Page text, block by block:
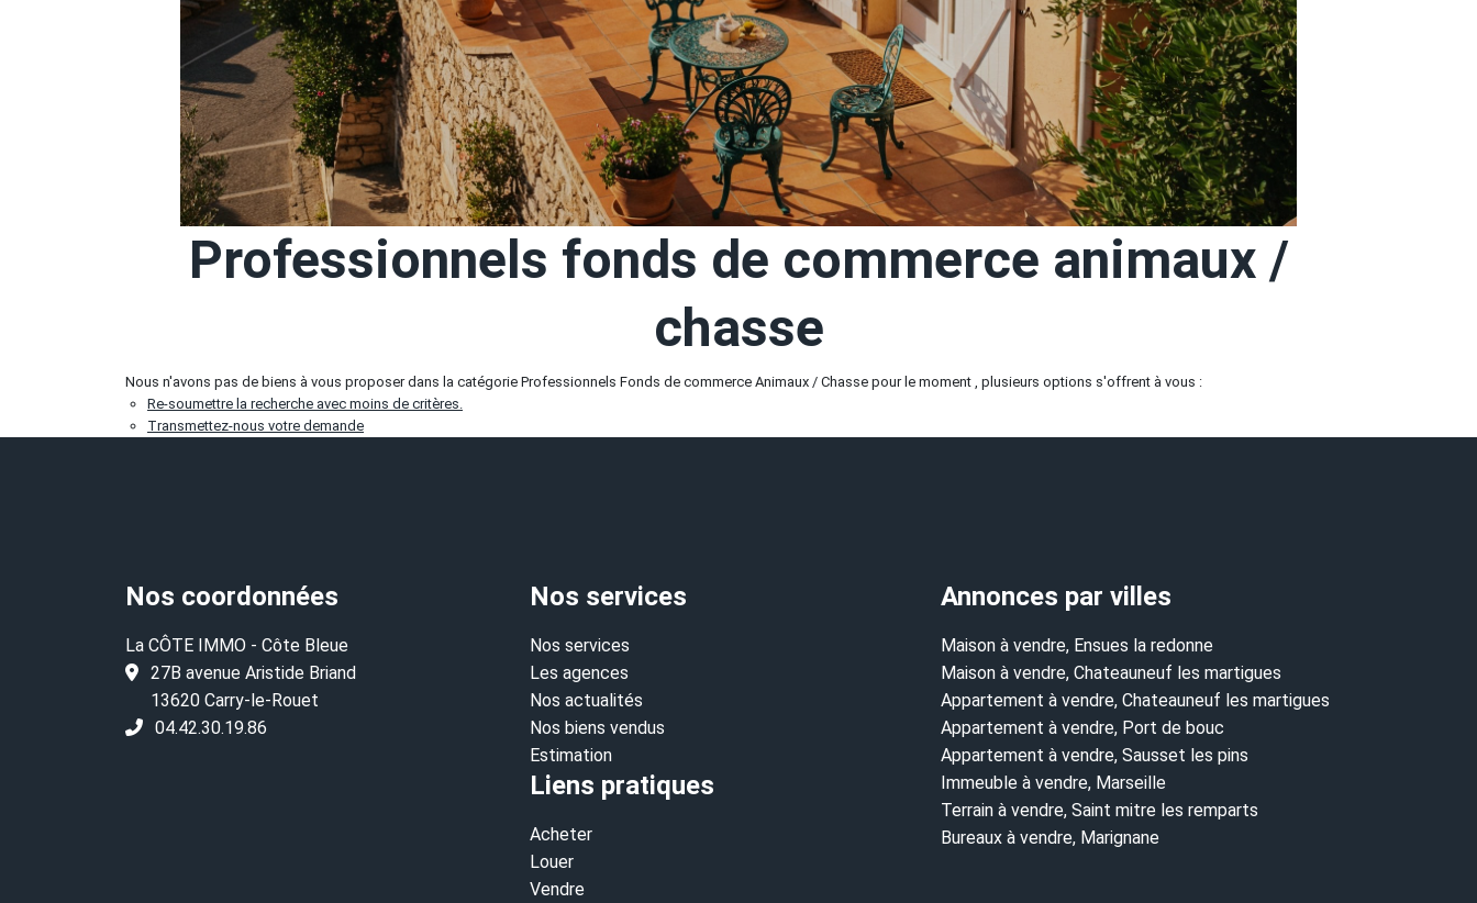
Professionnels fonds de commerce animaux /
chasse
Nous n'avons pas de biens à vous proposer dans la catégorie Professionnels Fonds de commerce Animaux / Chasse pour le moment , plusieurs options s'offrent à vous :
Re-soumettre la recherche avec moins de critères.
Transmettez-nous votre demande
Nos coordonnées
La CÔTE IMMO - Côte Bleue
27B avenue Aristide Briand
13620 Carry-le-Rouet
04.42.30.19.86
La CÔTE IMMO - Sud Étang de Berre
2227 Route Départementale 568
13220 Châteauneuf-les-Martigues
04.42.30.19.86
Nos services
Nos services
Les agences
Nos actualités
Nos biens vendus
Estimation
Liens pratiques
Acheter
Louer
Vendre
Annonces par villes
Maison à vendre, Ensues la redonne
Maison à vendre, Chateauneuf les martigues
Appartement à vendre, Chateauneuf les martigues
Appartement à vendre, Port de bouc
Appartement à vendre, Sausset les pins
Immeuble à vendre, Marseille
Terrain à vendre, Saint mitre les remparts
Bureaux à vendre, Marignane